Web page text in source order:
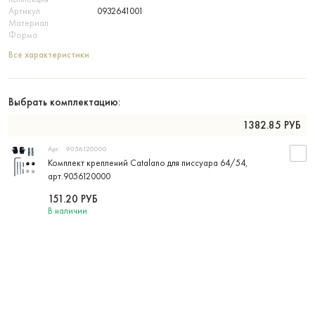
Артикул
0932641001
Материал
Форма
Все характеристики
Выбрать комплектацию:
1382.85 РУБ
Комплект креплений Catalano для писсуара 64/54,
арт.9056120000
Арт: 9056120000
В наличии
151.20 РУБ